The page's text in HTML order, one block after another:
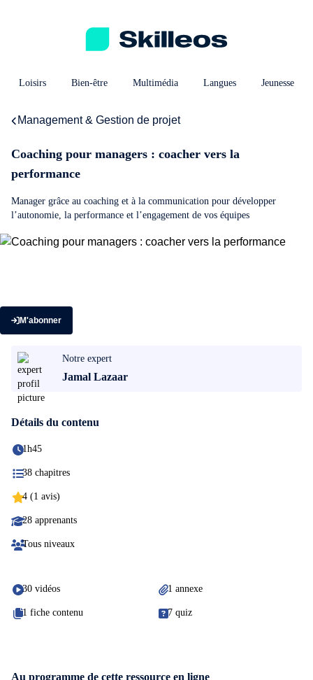
Loisirs Bien-être Multimédia Langues Jeunesse
Management & Gestion de projet
Coaching pour managers : coacher vers la
performance
Manager grâce au coaching et à la communication pour développer
l’autonomie, la performance et l’engagement de vos équipes
M'abonner
Notre expert
Jamal Lazaar
Détails du contenu
1h45
38 chapitres
4 (1 avis)
28 apprenants
Tous niveaux
30 vidéos 1 annexe
1 fiche contenu 7 quiz
Au programme de cette ressource en ligne